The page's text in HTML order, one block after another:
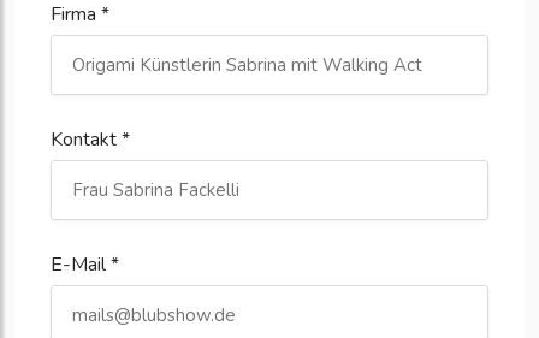
Firma *
Kontakt *
E-Mail *